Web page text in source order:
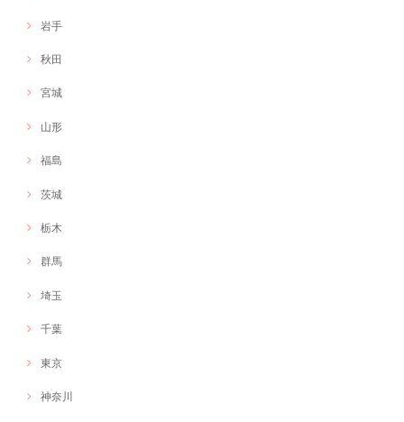
オンライン会議を盛り上げるため、工夫をしたくお願いしました。 会議
のあるキャラクターで活動に命を吹き込んでもらえたような感覚です。
本当にありがとうございました！
岩手
秋田
宮城
山形
福島
茨城
栃木
群馬
埼玉
千葉
東京
神奈川